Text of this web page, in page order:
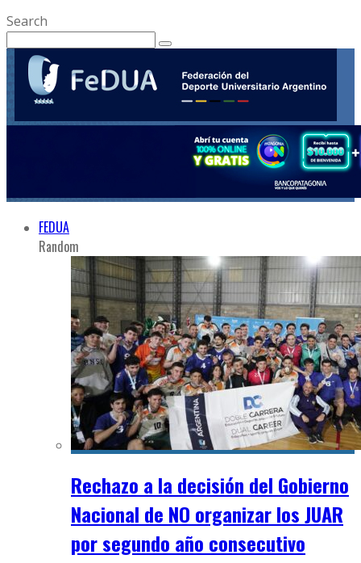
Search
FEDUA
Random
Rechazo a la decisión del Gobierno
Nacional de NO organizar los JUAR
por segundo año consecutivo